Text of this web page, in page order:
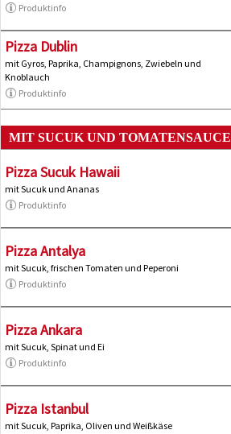
Produktinfo
Pizza Dublin
mit Gyros, Paprika, Champignons, Zwiebeln und
Knoblauch
Produktinfo
MIT SUCUK UND TOMATENSAUCE
Pizza Sucuk Hawaii
mit Sucuk und Ananas
Produktinfo
Pizza Antalya
mit Sucuk, frischen Tomaten und Peperoni
Produktinfo
Pizza Ankara
mit Sucuk, Spinat und Ei
Produktinfo
Pizza Istanbul
mit Sucuk, Paprika, Oliven und Weißkäse